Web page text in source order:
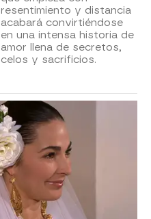
resentimiento y distancia
acabará convirtiéndose
en una intensa historia de
amor llena de secretos,
celos y sacrificios.